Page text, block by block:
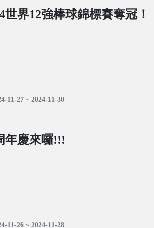
世界12強棒球錦標賽奪冠！
11-27 ~ 2024-11-30
年慶來囉!!!
11-26 ~ 2024-11-28